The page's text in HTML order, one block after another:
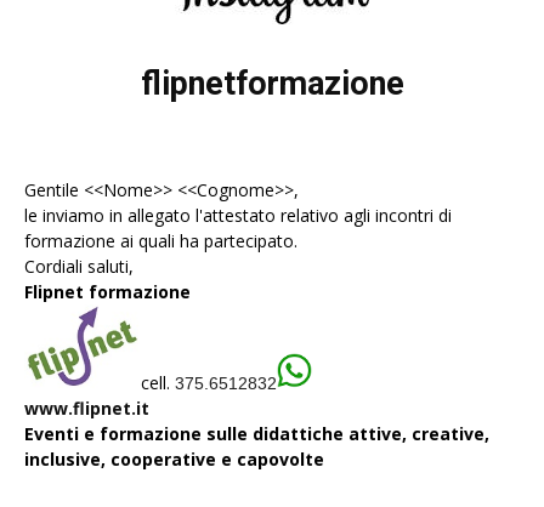
flipnetformazione
Gentile <<Nome>> <<Cognome>>,
le inviamo in allegato l'attestato relativo agli incontri di
formazione ai quali ha partecipato.
Cordiali saluti,
Flipnet formazione
cell. 375.6512832
www.flipnet.it
Eventi e formazione sulle didattiche attive, creative,
inclusive, cooperative e capovolte